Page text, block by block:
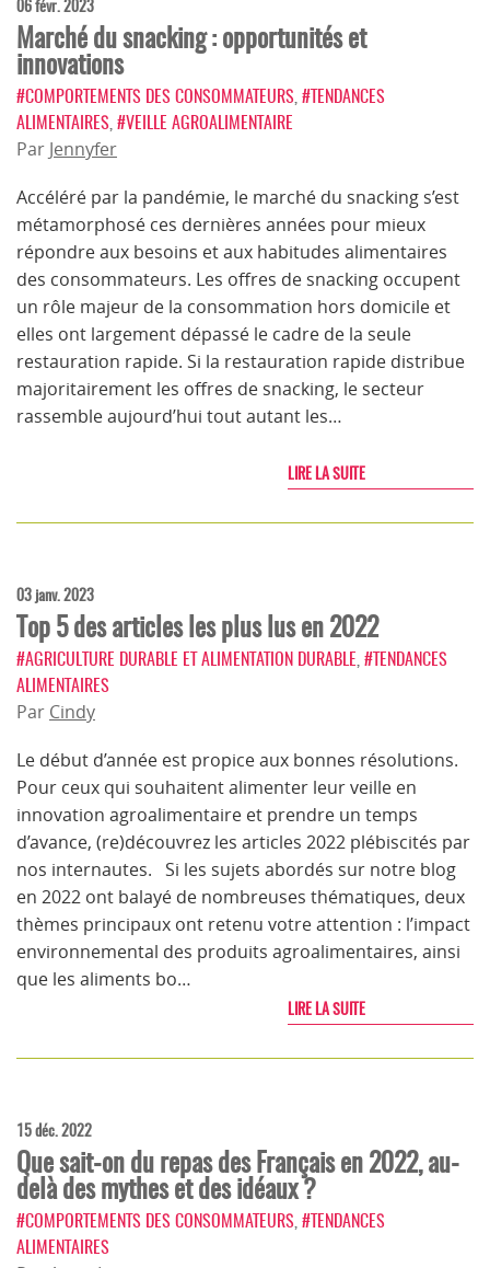
06 févr. 2023
Marché du snacking : opportunités et
innovations
#COMPORTEMENTS DES CONSOMMATEURS #TENDANCES
ALIMENTAIRES #VEILLE AGROALIMENTAIRE
Par Jennyfer
Accéléré par la pandémie, le marché du snacking s’est
métamorphosé ces dernières années pour mieux
répondre aux besoins et aux habitudes alimentaires
des consommateurs. Les offres de snacking occupent
un rôle majeur de la consommation hors domicile et
elles ont largement dépassé le cadre de la seule
restauration rapide. Si la restauration rapide distribue
majoritairement les offres de snacking, le secteur
rassemble aujourd’hui tout autant les…
LIRE LA SUITE
03 janv. 2023
Top 5 des articles les plus lus en 2022
#AGRICULTURE DURABLE ET ALIMENTATION DURABLE #TENDANCES
ALIMENTAIRES
Par Cindy
Le début d’année est propice aux bonnes résolutions.
Pour ceux qui souhaitent alimenter leur veille en
innovation agroalimentaire et prendre un temps
d’avance, (re)découvrez les articles 2022 plébiscités par
nos internautes. Si les sujets abordés sur notre blog
en 2022 ont balayé de nombreuses thématiques, deux
thèmes principaux ont retenu votre attention : l’impact
environnemental des produits agroalimentaires, ainsi
que les aliments bo…
LIRE LA SUITE
15 déc. 2022
Que sait-on du repas des Français en 2022, au-
delà des mythes et des idéaux ?
#COMPORTEMENTS DES CONSOMMATEURS #TENDANCES
ALIMENTAIRES